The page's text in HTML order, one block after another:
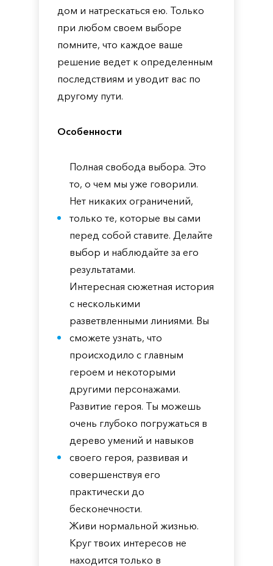
дом и натрескаться ею. Только
при любом своем выборе
помните, что каждое ваше
решение ведет к определенным
последствиям и уводит вас по
другому пути.
Особенности
Полная свобода выбора. Это
то, о чем мы уже говорили.
Нет никаких ограничений,
только те, которые вы сами
перед собой ставите. Делайте
выбор и наблюдайте за его
результатами.
Интересная сюжетная история
с несколькими
разветвленными линиями. Вы
сможете узнать, что
происходило с главным
героем и некоторыми
другими персонажами.
Развитие героя. Ты можешь
очень глубоко погружаться в
дерево умений и навыков
своего героя, развивая и
совершенствуя его
практически до
бесконечности.
Живи нормальной жизнью.
Круг твоих интересов не
находится только в